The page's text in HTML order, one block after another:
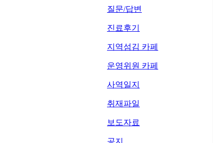
질문/답변
진료후기
지역섬김 카페
운영위원 카페
사역일지
취재파일
보도자료
공지